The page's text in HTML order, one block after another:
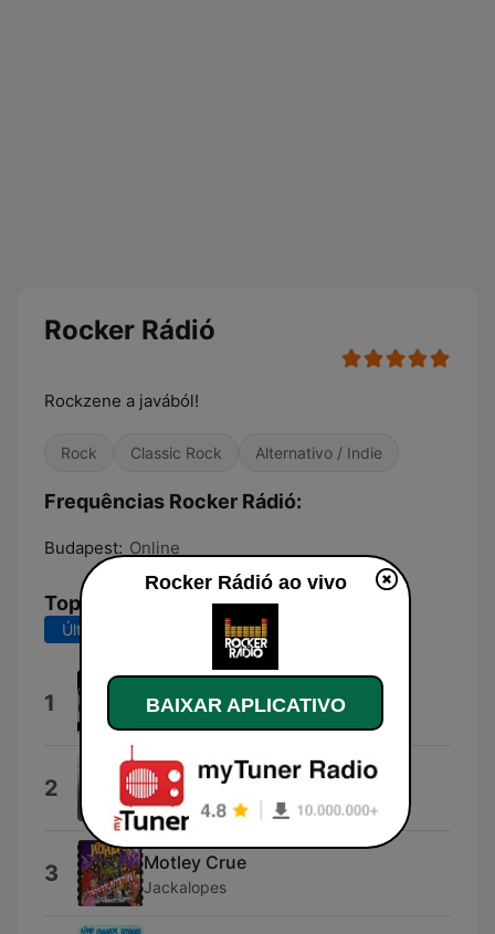
Rocker Rádió
Rockzene a javából!
Rock Classic Rock Alternativo / Indie
Frequências Rocker Rádió:
Budapest: Online
Top Músicas
Últimos 7 dias Últimos 30 dias
1 Tudósok
2 Még Több
Franciss
3 Motley Crue
Jackalopes
Rocker Rádió ao vivo
BAIXAR APLICATIVO